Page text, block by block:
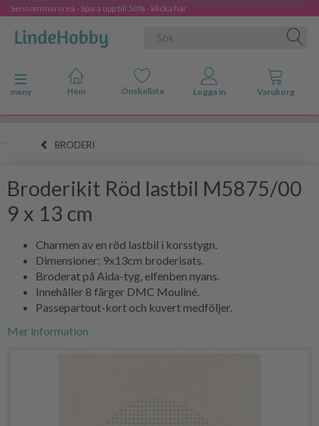
Sensommarsrea - Spara upp till 50% - klicka här
Ändra navigering
meny
BRODERI
Broderikit Röd lastbil M5875/00
9 x 13 cm
Char­men av en röd lastbil i korsstygn.
Dimensioner: 9x13cm broderisats.
Broderat på Aida-tyg, elfenben nyans.
Innehåller 8 färger DMC Mouliné.
Passepartout-kort och kuvert medföljer.
Mer information